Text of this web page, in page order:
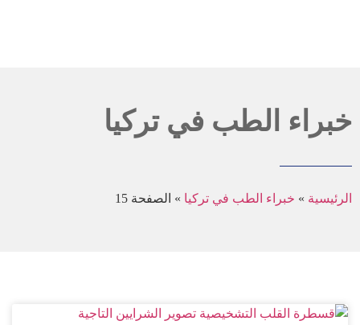
خبراء الطب في تركيا
الرئيسية » خبراء الطب في تركيا » الصفحة 15